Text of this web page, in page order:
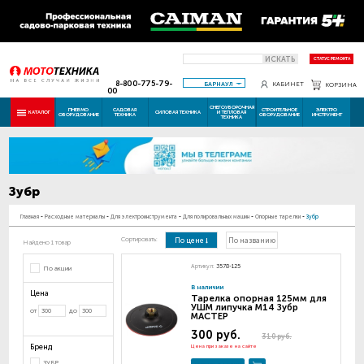
ИСКАТЬ СТАТУС РЕМОНТА
8-800-775-79-
00
БАРНАУЛ КАБИНЕТ КОРЗИНА
КАТАЛОГ ПНЕВМО
ОБОРУДОВАНИЕ
САДОВАЯ
ТЕХНИКА СИЛОВАЯ ТЕХНИКА
СНЕГОУБОРОЧНАЯ
И ТЕПЛОВАЯ
ТЕХНИКА
СТРОИТЕЛЬНОЕ
ОБОРУДОВАНИЕ
ЭЛЕКТРО
ИНСТРУМЕНТ
Зубр
Главная - Расходные материалы - Для электроинструмента - Для полировальных машин - Опорные тарелки - Зубр
Найдено 1 товар
По акции
Цена
от до
Бренд
ЗУБР
Сортировать: По цене По названию
Артикул: 3578-125
В наличии
Тарелка опорная 125мм для
УШМ липучка M14 Зубр
МАСТЕР
310 руб.
300 руб.
Цена при заказе на сайте